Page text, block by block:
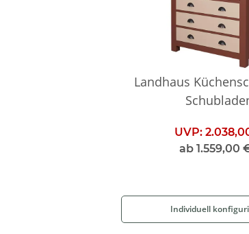
Landhaus
UVP:
ab 1.559,00
Individuell